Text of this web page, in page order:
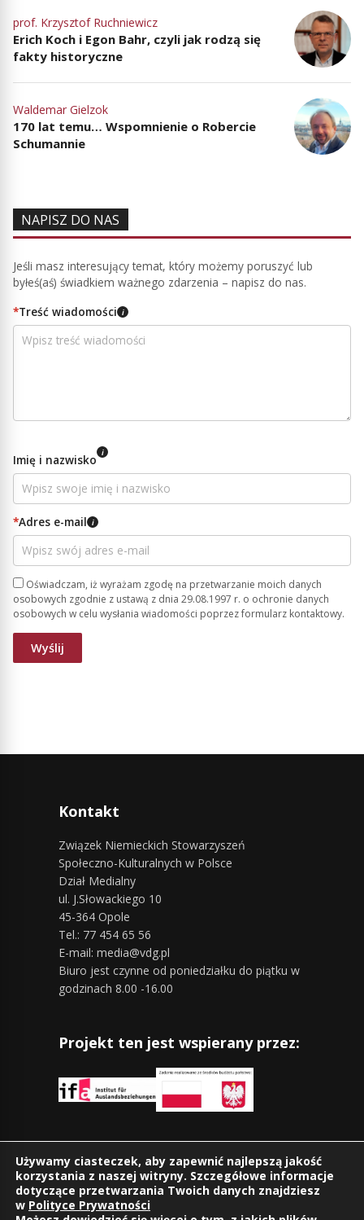
prof. Krzysztof Ruchniewicz
Erich Koch i Egon Bahr, czyli jak rodzą się
fakty historyczne
Waldemar Gielzok
170 lat temu… Wspomnienie o Robercie
Schumannie
NAPISZ DO NAS
Jeśli masz interesujący temat, który możemy poruszyć lub
byłeś(aś) świadkiem ważnego zdarzenia – napisz do nas.
*Treść wiadomości i
Imię i nazwisko i
*Adres e-mail i
Oświadczam, iż wyrażam zgodę na przetwarzanie moich danych
osobowych zgodnie z ustawą z dnia 29.08.1997 r. o ochronie danych
osobowych w celu wysłania wiadomości poprzez formularz kontaktowy.
Kontakt
Związek Niemieckich Stowarzyszeń
Społeczno-Kulturalnych w Polsce
Dział Medialny
ul. J.Słowackiego 10
45-364 Opole
Tel.: 77 454 65 56
E-mail: media@vdg.pl
Biuro jest czynne od poniedziałku do piątku w
godzinach 8.00 -16.00
Projekt ten jest wspierany przez:
Znajdziesz nas również na:
Używamy ciasteczek, aby zapewnić najlepszą jakość
korzystania z naszej witryny. Szczegółowe informacje
dotyczące przetwarzania Twoich danych znajdziesz
w Polityce Prywatności